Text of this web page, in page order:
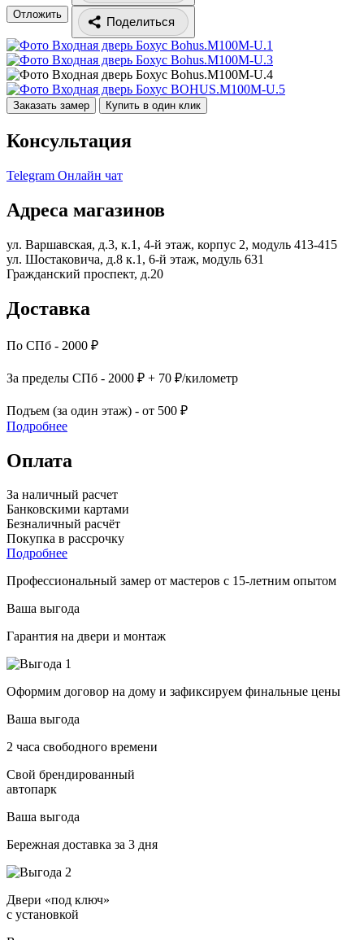
Отложить
Поделиться
Заказать замер Купить в один клик
Консультация
Telegram Онлайн чат
Адреса магазинов
ул. Варшавская, д.3, к.1, 4-й этаж, корпус 2, модуль 413-415
ул. Шостаковича, д.8 к.1, 6-й этаж, модуль 631
Гражданский проспект, д.20
Доставка
По СПб - 2000 ₽
За пределы СПб - 2000 ₽ + 70 ₽/километр
Подъем (за один этаж) - от 500 ₽
Подробнее
Оплата
За наличный расчет
Банковскими картами
Безналичный расчёт
Покупка в рассрочку
Подробнее
Профессиональный замер от мастеров с 15-летним опытом
Ваша выгода
Гарантия на двери и монтаж
Оформим договор на дому и зафиксируем финальные цены
Ваша выгода
2 часа свободного времени
Свой брендированный
автопарк
Ваша выгода
Бережная доставка за 3 дня
Двери «под ключ»
с установкой